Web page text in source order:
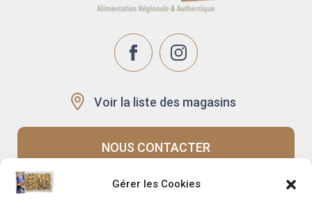
Gérer les Cookies
Voir la liste des magasins
NOUS CONTACTER